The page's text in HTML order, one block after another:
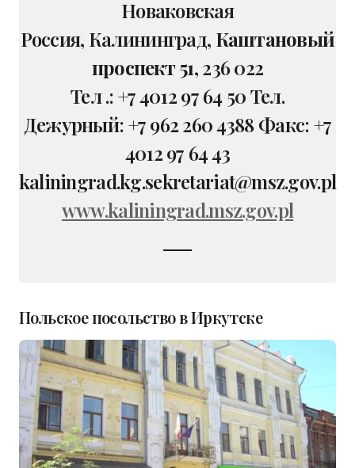
Новаковская
Россия, Калининград, Каштановый
проспект 51, 236 022
Тел .: +7 4012 97 64 50 Тел.
Дежурный: +7 962 260 4388 Факс: +7
4012 97 64 43
kaliningrad.kg.sekretariat@msz.gov.pl
www.kaliningrad.msz.gov.pl
Польское посольство в Иркутске